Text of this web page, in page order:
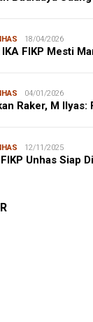
18/04/2026
FIKP Mesti
04/01/2026
Raker, M Ilyas:
12/11/2025
Unhas Siap
Andi Makmur
Siap